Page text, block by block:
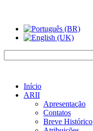
Início
ARII
Apresentação
Contatos
Breve Histórico